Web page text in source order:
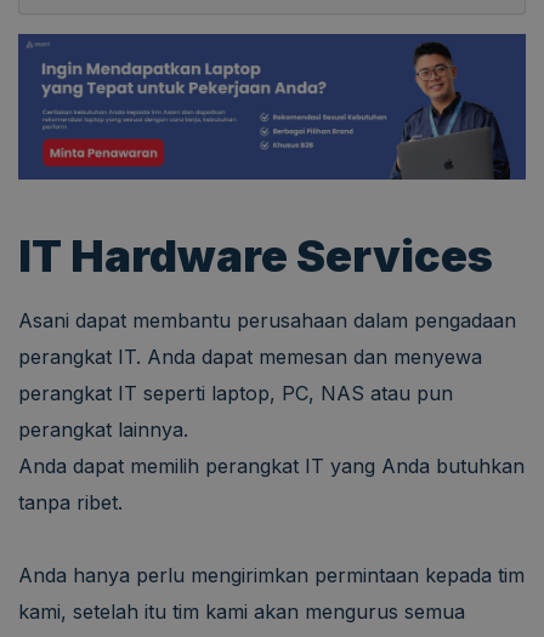
IT Hardware Services
Asani dapat membantu perusahaan dalam pengadaan
perangkat IT. Anda dapat memesan dan menyewa
perangkat IT seperti laptop, PC, NAS atau pun
perangkat lainnya.
Anda dapat memilih perangkat IT yang Anda butuhkan
tanpa ribet.
Anda hanya perlu mengirimkan permintaan kepada tim
kami, setelah itu tim kami akan mengurus semua